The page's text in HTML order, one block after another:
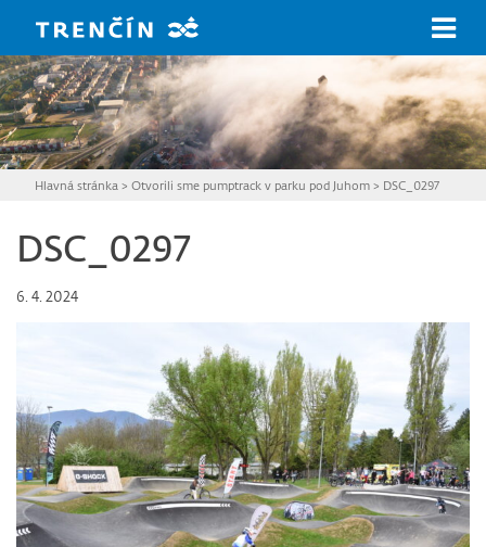
Hlavná stránka > Otvorili sme pumptrack v parku pod Juhom> DSC_0297
DSC_0297
6. 4. 2024